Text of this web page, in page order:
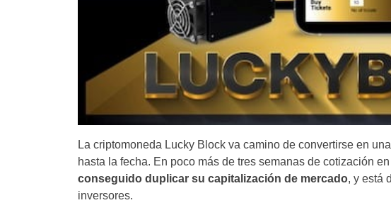
La criptomoneda Lucky Block va camino de convertirse en
hasta la fecha. En poco más de tres semanas de cotización
conseguido duplicar su capitalización de mercado, y está
inversores.